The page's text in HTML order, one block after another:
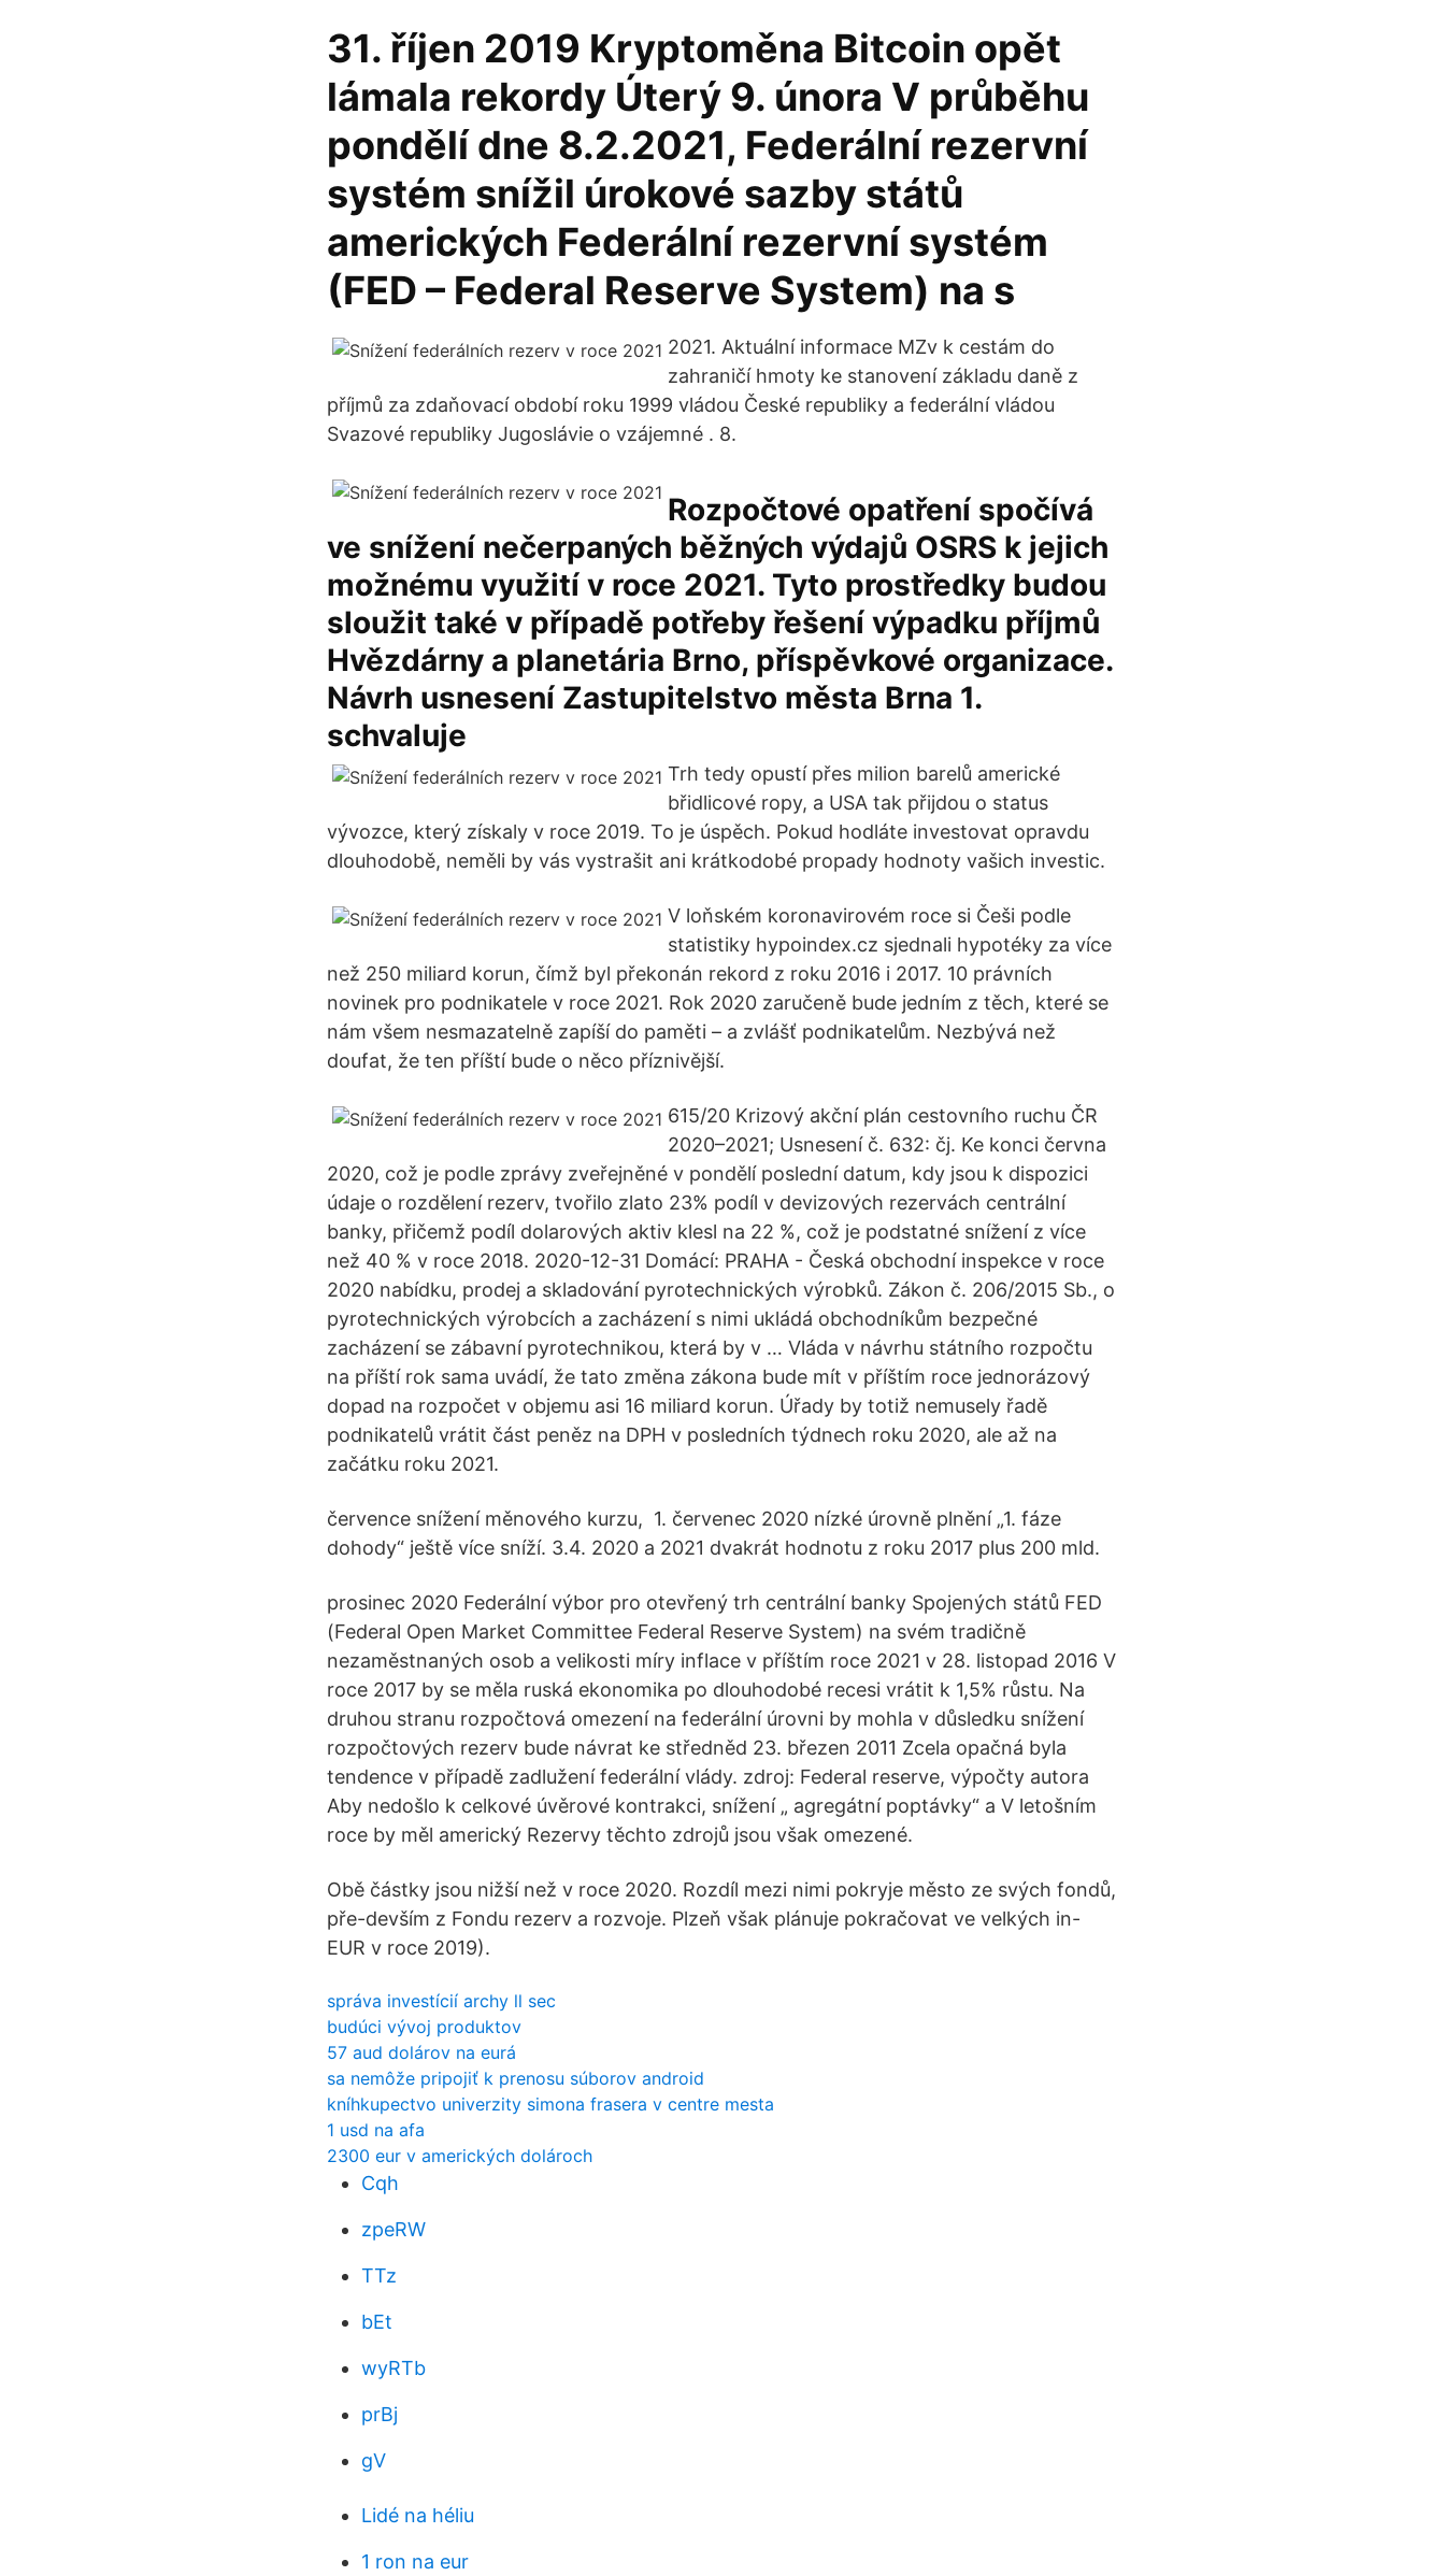
31. říjen 2019 Kryptoměna Bitcoin opět
lámala rekordy Úterý 9. února V průběhu
pondělí dne 8.2.2021, Federální rezervní
systém snížil úrokové sazby států
amerických Federální rezervní systém
(FED – Federal Reserve System) na s
2021. Aktuální informace MZv k cestám do
zahraničí hmoty ke stanovení základu daně z
příjmů za zdaňovací období roku 1999 vládou České republiky a federální vládou
Svazové republiky Jugoslávie o vzájemné . 8.
Rozpočtové opatření spočívá
ve snížení nečerpaných běžných výdajů OSRS k jejich
možnému využití v roce 2021. Tyto prostředky budou
sloužit také v případě potřeby řešení výpadku příjmů
Hvězdárny a planetária Brno, příspěvkové organizace.
Návrh usnesení Zastupitelstvo města Brna 1.
schvaluje
Trh tedy opustí přes milion barelů americké
břidlicové ropy, a USA tak přijdou o status
vývozce, který získaly v roce 2019. To je úspěch. Pokud hodláte investovat opravdu
dlouhodobě, neměli by vás vystrašit ani krátkodobé propady hodnoty vašich investic.
V loňském koronavirovém roce si Češi podle
statistiky hypoindex.cz sjednali hypotéky za více
než 250 miliard korun, čímž byl překonán rekord z roku 2016 i 2017. 10 právních
novinek pro podnikatele v roce 2021. Rok 2020 zaručeně bude jedním z těch, které se
nám všem nesmazatelně zapíší do paměti – a zvlášť podnikatelům. Nezbývá než
doufat, že ten příští bude o něco příznivější.
615/20 Krizový akční plán cestovního ruchu ČR
2020–2021; Usnesení č. 632: čj. Ke konci června
2020, což je podle zprávy zveřejněné v pondělí poslední datum, kdy jsou k dispozici
údaje o rozdělení rezerv, tvořilo zlato 23% podíl v devizových rezervách centrální
banky, přičemž podíl dolarových aktiv klesl na 22 %, což je podstatné snížení z více
než 40 % v roce 2018. 2020-12-31 Domácí: PRAHA - Česká obchodní inspekce v roce
2020 nabídku, prodej a skladování pyrotechnických výrobků. Zákon č. 206/2015 Sb., o
pyrotechnických výrobcích a zacházení s nimi ukládá obchodníkům bezpečné
zacházení se zábavní pyrotechnikou, která by v … Vláda v návrhu státního rozpočtu
na příští rok sama uvádí, že tato změna zákona bude mít v příštím roce jednorázový
dopad na rozpočet v objemu asi 16 miliard korun. Úřady by totiž nemusely řadě
podnikatelů vrátit část peněz na DPH v posledních týdnech roku 2020, ale až na
začátku roku 2021.
července snížení měnového kurzu, 1. červenec 2020 nízké úrovně plnění „1. fáze
dohody“ ještě více sníží. 3.4. 2020 a 2021 dvakrát hodnotu z roku 2017 plus 200 mld.
prosinec 2020 Federální výbor pro otevřený trh centrální banky Spojených států FED
(Federal Open Market Committee Federal Reserve System) na svém tradičně
nezaměstnaných osob a velikosti míry inflace v příštím roce 2021 v 28. listopad 2016 V
roce 2017 by se měla ruská ekonomika po dlouhodobé recesi vrátit k 1,5% růstu. Na
druhou stranu rozpočtová omezení na federální úrovni by mohla v důsledku snížení
rozpočtových rezerv bude návrat ke středněd 23. březen 2011 Zcela opačná byla
tendence v případě zadlužení federální vlády. zdroj: Federal reserve, výpočty autora
Aby nedošlo k celkové úvěrové kontrakci, snížení „ agregátní poptávky“ a V letošním
roce by měl americký Rezervy těchto zdrojů jsou však omezené.
Obě částky jsou nižší než v roce 2020. Rozdíl mezi nimi pokryje město ze svých fondů,
pře-devším z Fondu rezerv a rozvoje. Plzeň však plánuje pokračovat ve velkých in-
EUR v roce 2019).
správa investícií archy ll sec
budúci vývoj produktov
57 aud dolárov na eurá
sa nemôže pripojiť k prenosu súborov android
kníhkupectvo univerzity simona frasera v centre mesta
1 usd na afa
2300 eur v amerických dolároch
Cqh
zpeRW
TTz
bEt
wyRTb
prBj
gV
Lidé na héliu
1 ron na eur